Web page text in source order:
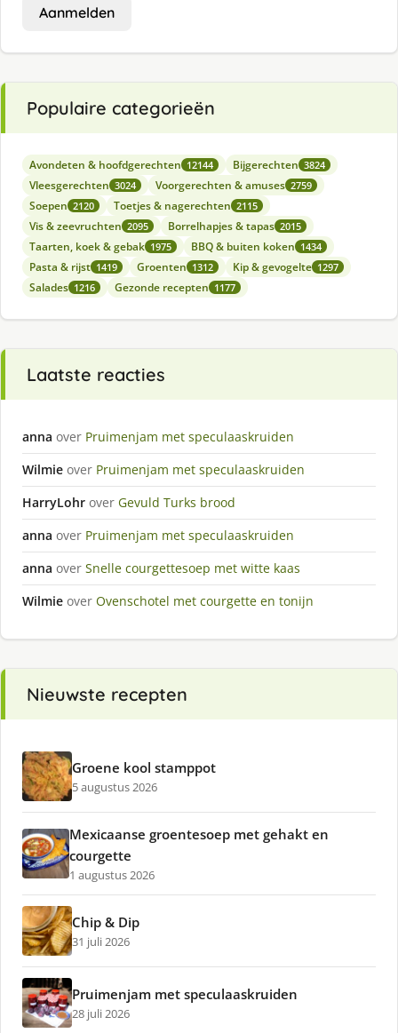
Aanmelden
Populaire categorieën
Avondeten & hoofdgerechten 12144 Bijgerechten 3824
Vleesgerechten 3024 Voorgerechten & amuses 2759
Soepen 2120 Toetjes & nagerechten 2115
Vis & zeevruchten 2095 Borrelhapjes & tapas 2015
Taarten, koek & gebak 1975 BBQ & buiten koken 1434
Pasta & rijst 1419 Groenten 1312 Kip & gevogelte 1297
Salades 1216 Gezonde recepten 1177
Laatste reacties
anna over Pruimenjam met speculaaskruiden
Wilmie over Pruimenjam met speculaaskruiden
HarryLohr over Gevuld Turks brood
anna over Pruimenjam met speculaaskruiden
anna over Snelle courgettesoep met witte kaas
Wilmie over Ovenschotel met courgette en tonijn
Nieuwste recepten
Groene kool stamppot
5 augustus 2026
Mexicaanse groentesoep met gehakt en
courgette
1 augustus 2026
Chip & Dip
31 juli 2026
Pruimenjam met speculaaskruiden
28 juli 2026